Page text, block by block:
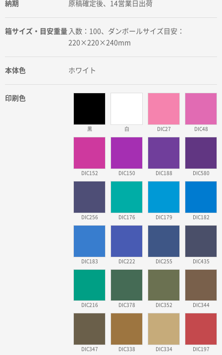
納期 原稿確定後、14営業日出荷
箱サイズ・目安重量 入数：100、ダンボールサイズ目安：
220×220×240mm
本体色 ホワイト
印刷色
黒 白 DIC27 DIC48
DIC152 DIC150 DIC188 DIC580
DIC256 DIC176 DIC179 DIC182
DIC183 DIC222 DIC255 DIC435
DIC216 DIC378 DIC352 DIC344
DIC347 DIC338 DIC334 DIC197